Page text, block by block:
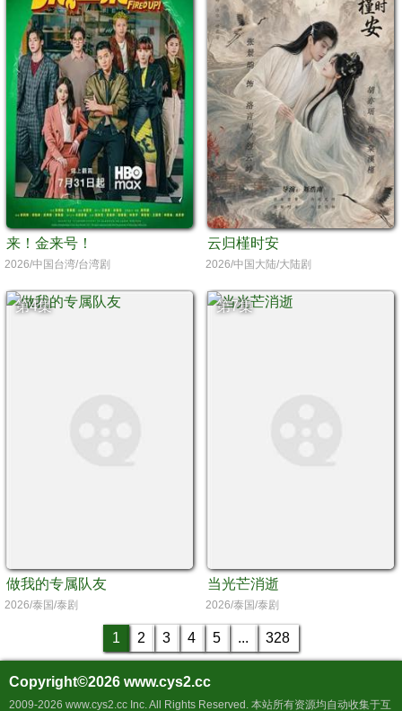
来！金来号！
2026/中国台湾/台湾剧
云归槿时安
2026/中国大陆/大陆剧
第4集
做我的专属队友
2026/泰国/泰剧
第7集
当光芒消逝
2026/泰国/泰剧
1 2 3 4 5 ... 328
Copyright©2026 www.cys2.cc
2009-2026 www.cys2.cc Inc. All Rights Reserved. 本站所有资源均自动收集于互